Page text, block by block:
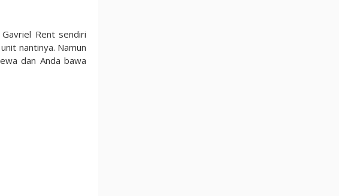
Rent sendiri
nantinya. Namun
dan Anda bawa